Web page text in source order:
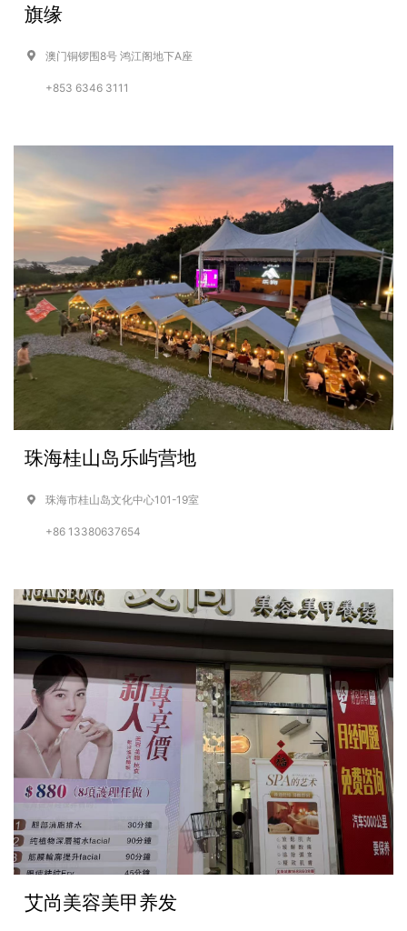
旗缘
澳门铜锣围8号 鸿江阁地下A座
+853 6346 3111
珠海桂山岛乐屿营地
珠海市桂山岛文化中心101-19室
+86 13380637654
艾尚美容美甲养发